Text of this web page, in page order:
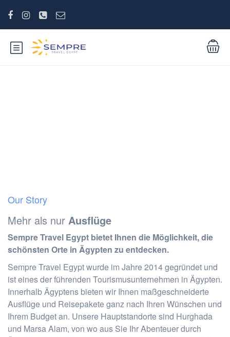
Our Story
Mehr als nur Ausflüge
Sempre Travel Egypt bietet Ihnen die Möglichkeit, die
schönsten Orte in Ägypten zu entdecken.
Sempre Travel Egypt wurde im Jahre 2014 gegründet und
ist eines der führenden Tourismusunternehmen in Ägypten.
Innerhalb Ägyptens bieten wir Ihnen maßgeschneiderte
Ausflüge und Reisepakete ganz nach Ihren Wünschen und
Ihrem Budget an. Unsere Hauptstandorte sind Hurghada
und Marsa Alam, von wo aus Sie Ihr Abenteuer durch